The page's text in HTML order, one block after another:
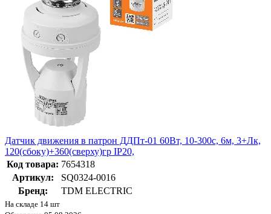
Датчик движения в патрон ДДПт-01 60Вт, 10-300с, 6м, 3+Лк,
120(сбоку)+360(сверху)гр IP20,
Код товара: 7654318
Артикул:
SQ0324-0016
Бренд:
TDM ELECTRIC
На складе 14 шт